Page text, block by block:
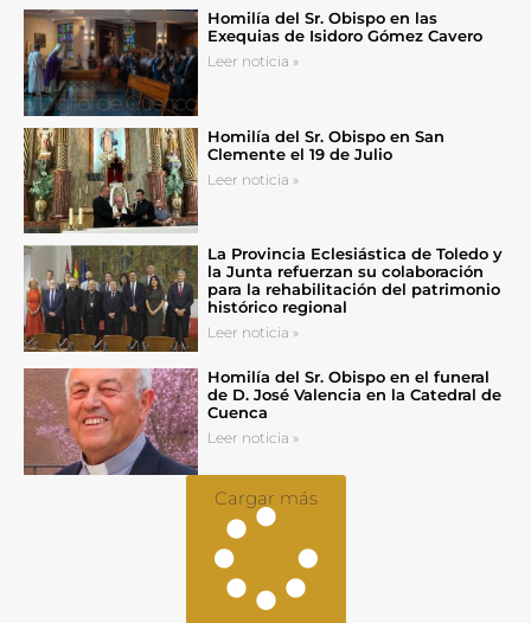
Homilía del Sr. Obispo en las
Exequias de Isidoro Gómez Cavero
Leer noticia »
Homilía del Sr. Obispo en San
Clemente el 19 de Julio
Leer noticia »
La Provincia Eclesiástica de Toledo y
la Junta refuerzan su colaboración
para la rehabilitación del patrimonio
histórico regional
Leer noticia »
Homilía del Sr. Obispo en el funeral
de D. José Valencia en la Catedral de
Cuenca
Leer noticia »
Cargar más